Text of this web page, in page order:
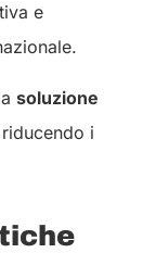
e
soluzione
i